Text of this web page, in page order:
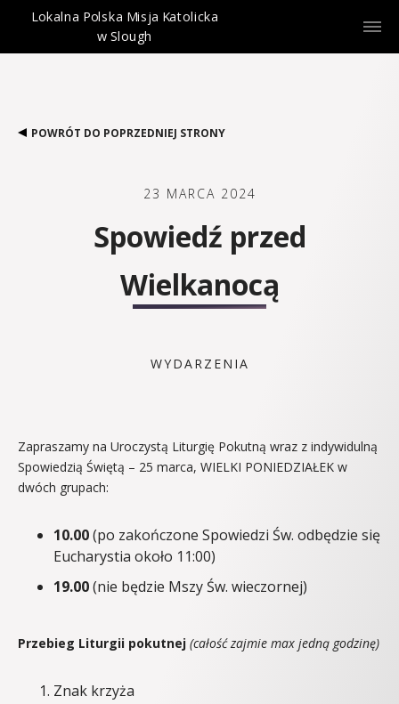
Lokalna Polska Misja Katolicka
w Slough
POWRÓT DO POPRZEDNIEJ STRONY
23 MARCA 2024
Spowiedź przed
Wielkanocą
WYDARZENIA
Zapraszamy na Uroczystą Liturgię Pokutną wraz z indywidulną
Spowiedzią Świętą – 25 marca, WIELKI PONIEDZIAŁEK w
dwóch grupach:
10.00(po zakończone Spowiedzi Św. odbędzie się
Eucharystia około 11:00)
19.00(nie będzie Mszy Św. wieczornej)
Przebieg Liturgii pokutnej (całość zajmie max jedną godzinę)
Znak krzyża